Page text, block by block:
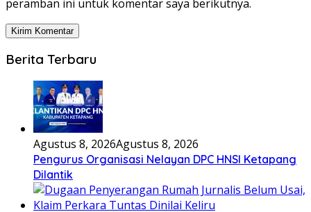
peramban ini untuk komentar saya berikutnya.
Berita Terbaru
Agustus 8, 2026Agustus 8, 2026
Pengurus Organisasi Nelayan DPC HNSI Ketapang
Dilantik